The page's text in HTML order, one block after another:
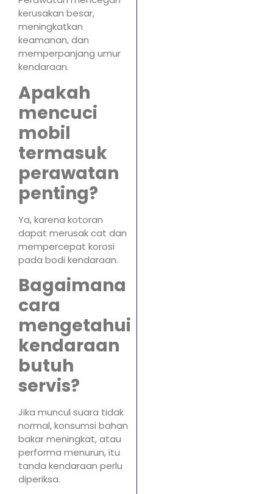
kerusakan besar,
meningkatkan
keamanan, dan
memperpanjang umur
kendaraan.
Apakah
mencuci
mobil
termasuk
perawatan
penting?
Ya, karena kotoran
dapat merusak cat dan
mempercepat korosi
pada bodi kendaraan.
Bagaimana
cara
mengetahui
kendaraan
butuh
servis?
Jika muncul suara tidak
normal, konsumsi bahan
bakar meningkat, atau
performa menurun, itu
tanda kendaraan perlu
diperiksa.